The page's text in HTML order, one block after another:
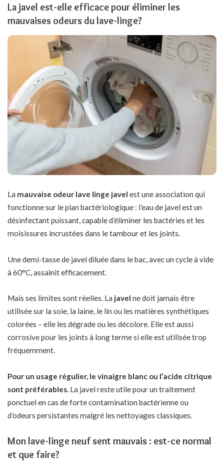
La javel est-elle efficace pour éliminer les
mauvaises odeurs du lave-linge?
La mauvaise odeur lave linge javel est une association qui
fonctionne sur le plan bactériologique : l’eau de javel est un
désinfectant puissant, capable d’éliminer les bactéries et les
moisissures incrustées dans le tambour et les joints.
Une demi-tasse de javel diluée dans le bac, avec un cycle à vide
à 60°C, assainit efficacement.
Mais ses limites sont réelles. La javel ne doit jamais être
utilisée sur la soie, la laine, le lin ou les matières synthétiques
colorées – elle les dégrade ou les décolore. Elle est aussi
corrosive pour les joints à long terme si elle est utilisée trop
fréquemment.
Pour un usage régulier, le vinaigre blanc ou l’acide citrique
sont préférables. La javel reste utile pour un traitement
ponctuel en cas de forte contamination bactérienne ou
d’odeurs persistantes malgré les nettoyages classiques.
Mon lave-linge neuf sent mauvais : est-ce normal
et que faire?